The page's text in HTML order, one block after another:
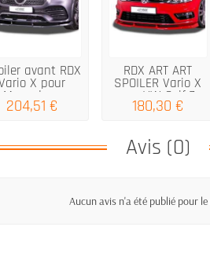
avant RDX
X pour
Mercedes...
204,51 €
RDX ART ART
SPOILER Vario X
pour VW Golf 7...
180,30 €
Avis (0)
Aucun avis n'a été publié pour